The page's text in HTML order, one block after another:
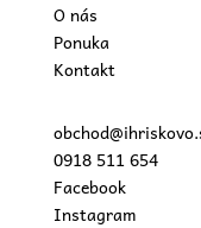
O nás
Ponuka
Kontakt
0918 511 654
Facebook
Instagram